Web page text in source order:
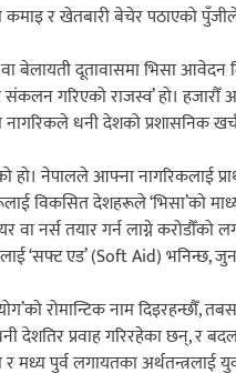
र खेतबारी बेचेर पठाएको
वा बेलायती दूतावासमा भिसा
संकलन गरिएको राजस्व’ हो।
धनी देशको प्रशासनिक खर्च
हो। नेपालले आफ्ना नागरिकलाई
विकसित देशहरूले ‘भिसा’को
नर्स तयार गर्न लाग्ने
‘सफ्ट एड’ (Soft Aid)
रोमान्टिक नाम दिइरहन्छौँ,
प्रवाह गरिरहेका छन्, र
र मध्य पुर्व लगायतका